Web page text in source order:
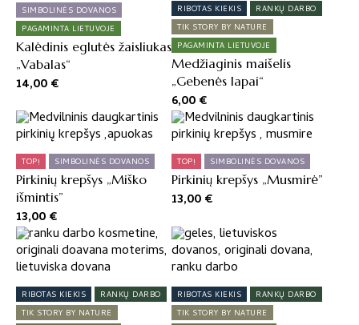
SIMBOLINĖS DOVANOS
PAGAMINTA LIETUVOJE
Kalėdinis eglutės žaisliukas
„Vabalas“
14,00€
RIBOTAS KIEKIS
RANKŲ DARBO
TIK STORY BY NATURE
PAGAMINTA LIETUVOJE
Medžiaginis maišelis
„Gebenės lapai“
6,00€
TOP! SIMBOLINĖS DOVANOS
Pirkinių krepšys „Miško
išmintis”
13,00€
TOP! SIMBOLINĖS DOVANOS
Pirkinių krepšys „Musmirė”
13,00€
RIBOTAS KIEKIS
RANKŲ DARBO
TIK STORY BY NATURE
RIBOTAS KIEKIS
RANKŲ DARBO
TIK STORY BY NATURE